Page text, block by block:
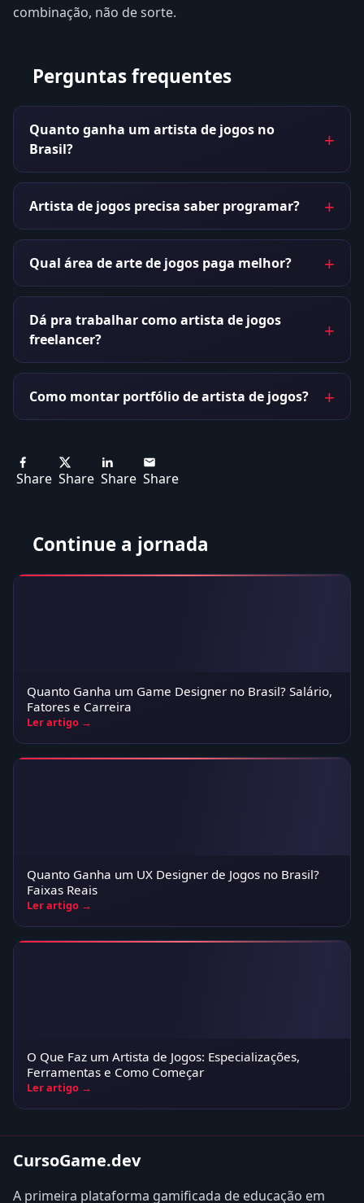
combinação, não de sorte.
Perguntas frequentes
Quanto ganha um artista de jogos no
Brasil?
Artista de jogos precisa saber programar?
Qual área de arte de jogos paga melhor?
Dá pra trabalhar como artista de jogos
freelancer?
Como montar portfólio de artista de jogos?
Share Share Share Share
Continue a jornada
Quanto Ganha um Game Designer no Brasil? Salário,
Fatores e Carreira
Ler artigo →
Quanto Ganha um UX Designer de Jogos no Brasil?
Faixas Reais
Ler artigo →
O Que Faz um Artista de Jogos: Especializações,
Ferramentas e Como Começar
Ler artigo →
CursoGame.dev
A primeira plataforma gamificada de educação em